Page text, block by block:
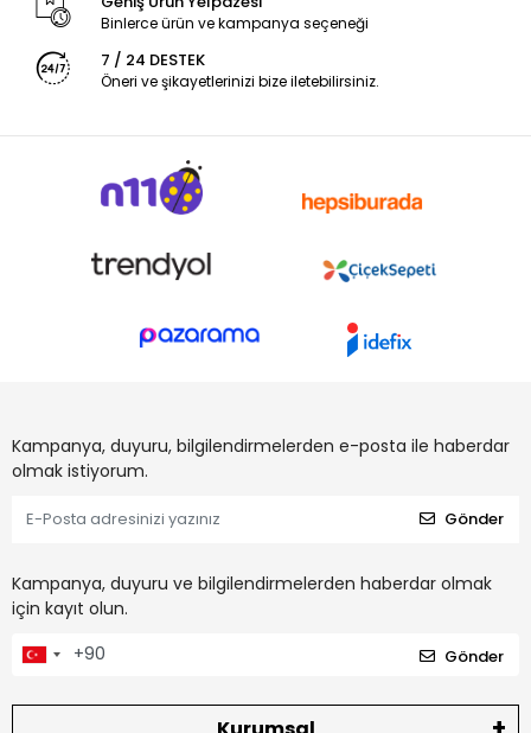
Binlerce ürün ve kampanya seçeneği
7 / 24 DESTEK
Öneri ve şikayetlerinizi bize iletebilirsiniz.
Kampanya, duyuru, bilgilendirmelerden e-posta ile haberdar
olmak istiyorum.
Gönder
Kampanya, duyuru ve bilgilendirmelerden haberdar olmak
için kayıt olun.
Gönder